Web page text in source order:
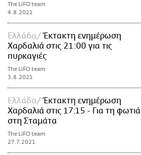
The LiFO team
4.8.2021
Ελλάδα
Έκτακτη ενημέρωση
Χαρδαλιά στις 21:00 για τις
πυρκαγιές
The LiFO team
3.8.2021
Ελλάδα
Έκτακτη ενημέρωση
Χαρδαλιά στις 17:15 - Για τη φωτιά
στη Σταμάτα
The LiFO team
27.7.2021